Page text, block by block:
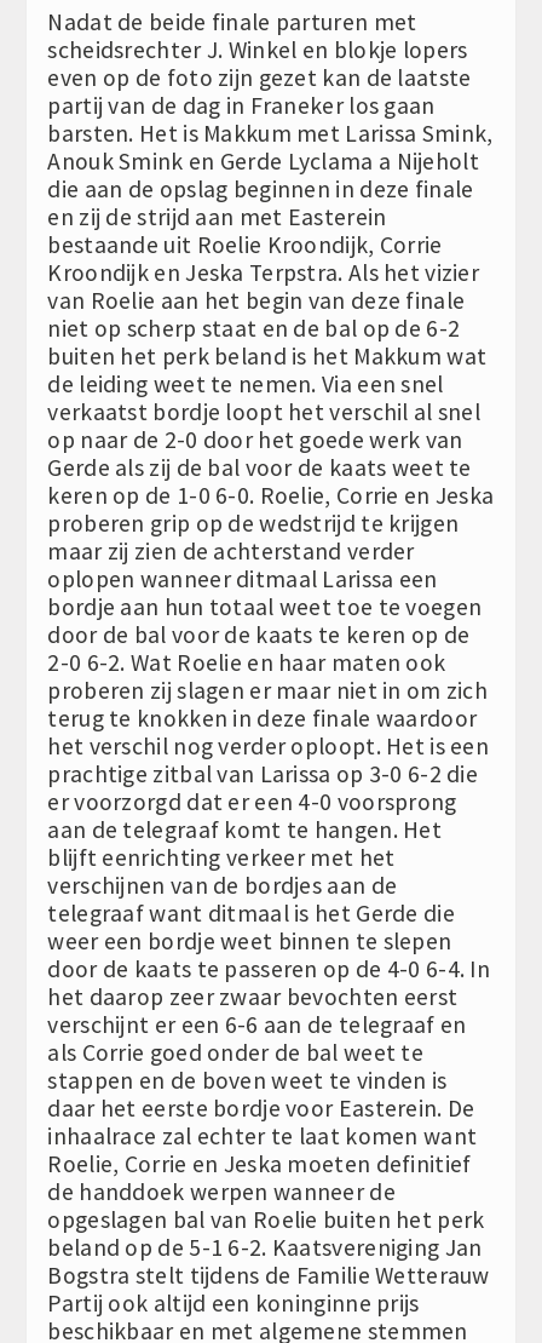
Nadat de beide finale parturen met
scheidsrechter J. Winkel en blokje lopers
even op de foto zijn gezet kan de laatste
partij van de dag in Franeker los gaan
barsten. Het is Makkum met Larissa Smink,
Anouk Smink en Gerde Lyclama a Nijeholt
die aan de opslag beginnen in deze finale
en zij de strijd aan met Easterein
bestaande uit Roelie Kroondijk, Corrie
Kroondijk en Jeska Terpstra. Als het vizier
van Roelie aan het begin van deze finale
niet op scherp staat en de bal op de 6-2
buiten het perk beland is het Makkum wat
de leiding weet te nemen. Via een snel
verkaatst bordje loopt het verschil al snel
op naar de 2-0 door het goede werk van
Gerde als zij de bal voor de kaats weet te
keren op de 1-0 6-0. Roelie, Corrie en Jeska
proberen grip op de wedstrijd te krijgen
maar zij zien de achterstand verder
oplopen wanneer ditmaal Larissa een
bordje aan hun totaal weet toe te voegen
door de bal voor de kaats te keren op de
2-0 6-2. Wat Roelie en haar maten ook
proberen zij slagen er maar niet in om zich
terug te knokken in deze finale waardoor
het verschil nog verder oploopt. Het is een
prachtige zitbal van Larissa op 3-0 6-2 die
er voorzorgd dat er een 4-0 voorsprong
aan de telegraaf komt te hangen. Het
blijft eenrichting verkeer met het
verschijnen van de bordjes aan de
telegraaf want ditmaal is het Gerde die
weer een bordje weet binnen te slepen
door de kaats te passeren op de 4-0 6-4. In
het daarop zeer zwaar bevochten eerst
verschijnt er een 6-6 aan de telegraaf en
als Corrie goed onder de bal weet te
stappen en de boven weet te vinden is
daar het eerste bordje voor Easterein. De
inhaalrace zal echter te laat komen want
Roelie, Corrie en Jeska moeten definitief
de handdoek werpen wanneer de
opgeslagen bal van Roelie buiten het perk
beland op de 5-1 6-2. Kaatsvereniging Jan
Bogstra stelt tijdens de Familie Wetterauw
Partij ook altijd een koninginne prijs
beschikbaar en met algemene stemmen